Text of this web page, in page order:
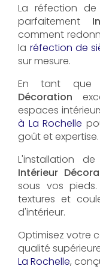
La réfection
parfaitement
comment
la réfection de
sur mesure.
En tant que
Décoration
espaces
à La Rochelle
goût et expertise.
L'installation
Intérieur
sous vos
textures et
d'intérieur.
Optimisez votre
qualité
La Rochelle,